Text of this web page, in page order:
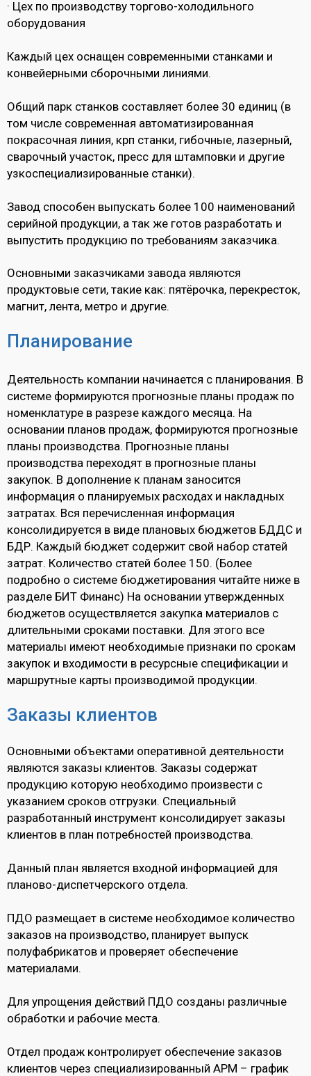
· Цех по производству торгово-холодильного
оборудования
Каждый цех оснащен современными станками и
конвейерными сборочными линиями.
Общий парк станков составляет более 30 единиц (в
том числе современная автоматизированная
покрасочная линия, крп станки, гибочные, лазерный,
сварочный участок, пресс для штамповки и другие
узкоспециализированные станки).
Завод способен выпускать более 100 наименований
серийной продукции, а так же готов разработать и
выпустить продукцию по требованиям заказчика.
Основными заказчиками завода являются
продуктовые сети, такие как: пятёрочка, перекресток,
магнит, лента, метро и другие.
Планирование
Деятельность компании начинается с планирования. В
системе формируются прогнозные планы продаж по
номенклатуре в разрезе каждого месяца. На
основании планов продаж, формируются прогнозные
планы производства. Прогнозные планы
производства переходят в прогнозные планы
закупок. В дополнение к планам заносится
информация о планируемых расходах и накладных
затратах. Вся перечисленная информация
консолидируется в виде плановых бюджетов БДДС и
БДР. Каждый бюджет содержит свой набор статей
затрат. Количество статей более 150. (Более
подробно о системе бюджетирования читайте ниже в
разделе БИТ Финанс) На основании утвержденных
бюджетов осуществляется закупка материалов с
длительными сроками поставки. Для этого все
материалы имеют необходимые признаки по срокам
закупок и входимости в ресурсные спецификации и
маршрутные карты производимой продукции.
Заказы клиентов
Основными объектами оперативной деятельности
являются заказы клиентов. Заказы содержат
продукцию которую необходимо произвести с
указанием сроков отгрузки. Специальный
разработанный инструмент консолидирует заказы
клиентов в план потребностей производства.
Данный план является входной информацией для
планово-диспетчерского отдела.
ПДО размещает в системе необходимое количество
заказов на производство, планирует выпуск
полуфабрикатов и проверяет обеспечение
материалами.
Для упрощения действий ПДО созданы различные
обработки и рабочие места.
Отдел продаж контролирует обеспечение заказов
клиентов через специализированный АРМ – график